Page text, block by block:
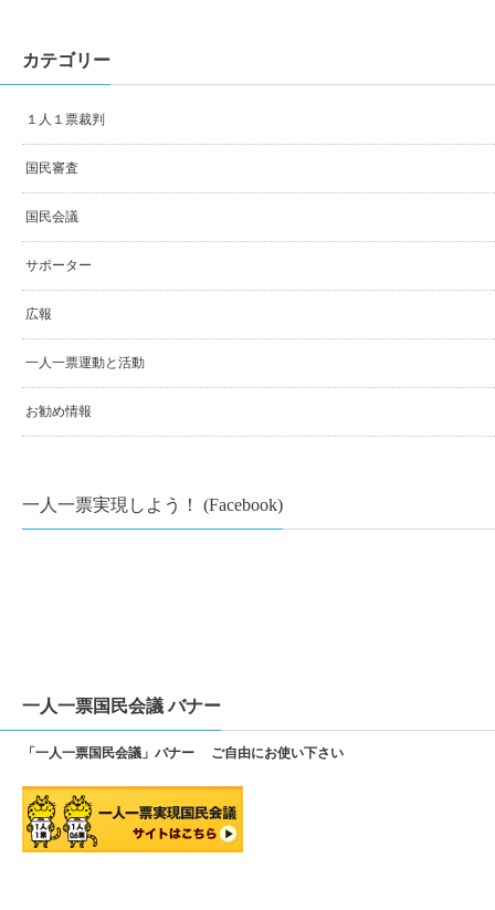
カテゴリー
１人１票裁判
国民審査
国民会議
サポーター
広報
一人一票運動と活動
お勧め情報
一人一票実現しよう！ (Facebook)
一人一票国民会議 バナー
「一人一票国民会議」バナー ご自由にお使い下さい